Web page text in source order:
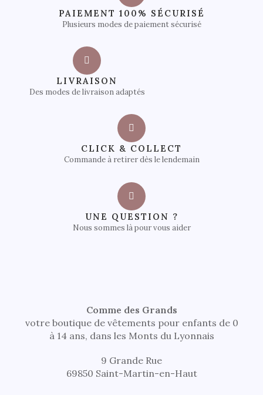
PAIEMENT 100% SÉCURISÉ
Plusieurs modes de paiement sécurisé
LIVRAISON
Des modes de livraison adaptés
CLICK & COLLECT
Commande à retirer dès le lendemain
UNE QUESTION ?
Nous sommes là pour vous aider
Comme des Grands
votre boutique de vêtements pour enfants de 0
à 14 ans, dans les Monts du Lyonnais
9 Grande Rue
69850 Saint-Martin-en-Haut